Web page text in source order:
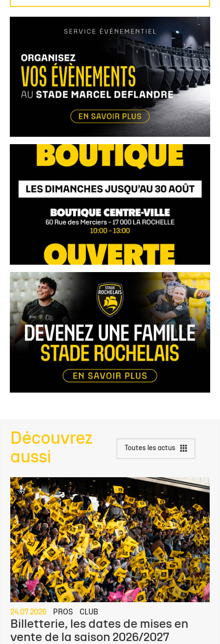
Découvrez
aussi
Toutes les actus
24.07.2026 PROS CLUB
Billetterie, les dates de mises en
vente de la saison 2026/2027